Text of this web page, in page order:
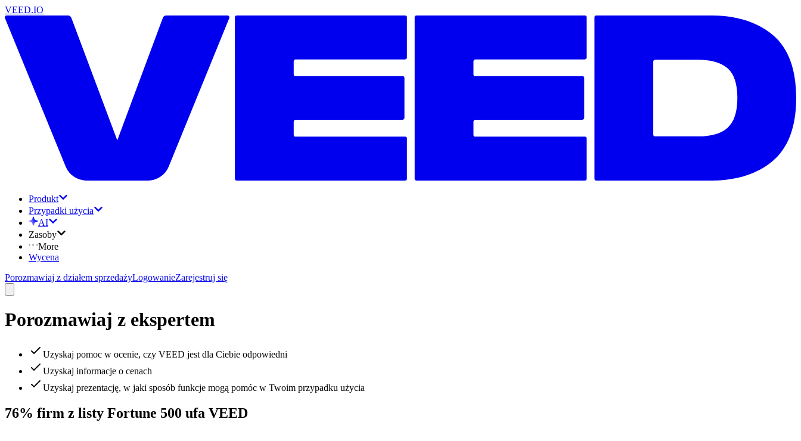
VEED.IO
Produkt
Przypadki użycia
AI
Zasoby
More
Wycena
Porozmawiaj z działem sprzedażyLogowanieZarejestruj się
Porozmawiaj z ekspertem
Uzyskaj pomoc w ocenie, czy VEED jest dla Ciebie odpowiedni
Uzyskaj informacje o cenach
Uzyskaj prezentację, w jaki sposób funkcje mogą pomóc w Twoim przypadku użycia
76% firm z listy Fortune 500 ufa VEED